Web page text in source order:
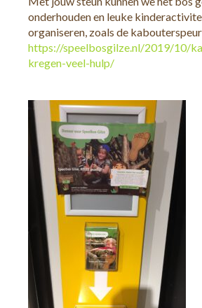
onderhouden en leuke
organiseren, zoals de
https://speelbosgilze.nl/2019/10/
kregen-veel-hulp/